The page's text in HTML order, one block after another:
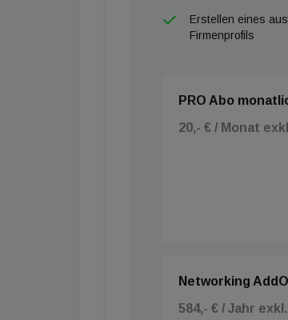
Erstellen eines
Firmenprofils
PRO Abo
20,- € / Monat
Networking
584,- € / Jahr